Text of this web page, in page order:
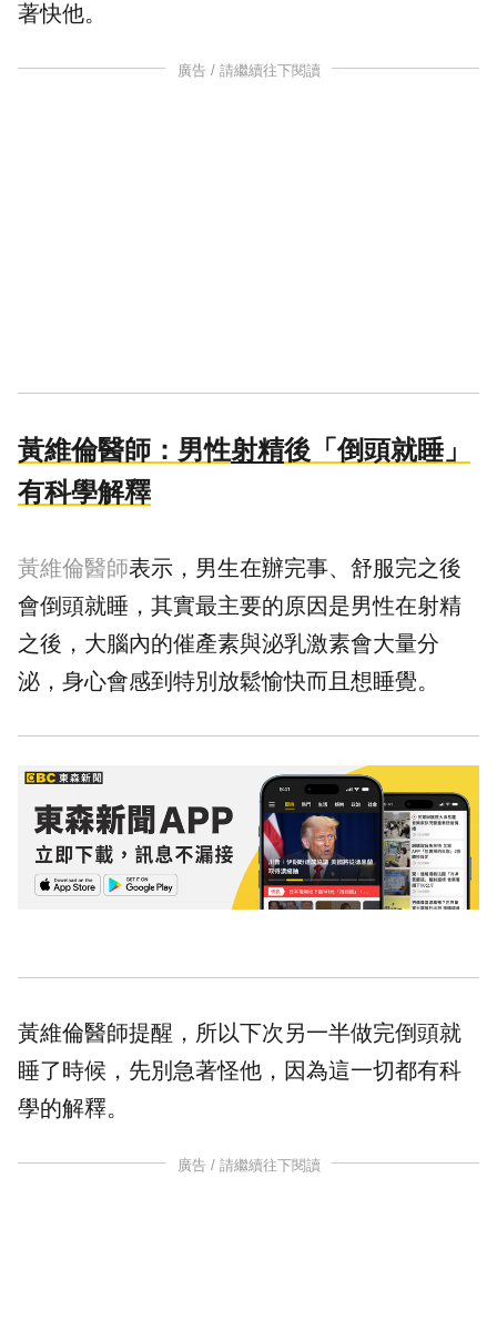
著快他。
廣告 / 請繼續往下閱讀
黃維倫醫師：男性射精後「倒頭就睡」
有科學解釋
黃維倫醫師表示，男生在辦完事、舒服完之後
會倒頭就睡，其實最主要的原因是男性在射精
之後，大腦內的催產素與泌乳激素會大量分
泌，身心會感到特別放鬆愉快而且想睡覺。
黃維倫醫師提醒，所以下次另一半做完倒頭就
睡了時候，先別急著怪他，因為這一切都有科
學的解釋。
廣告 / 請繼續往下閱讀